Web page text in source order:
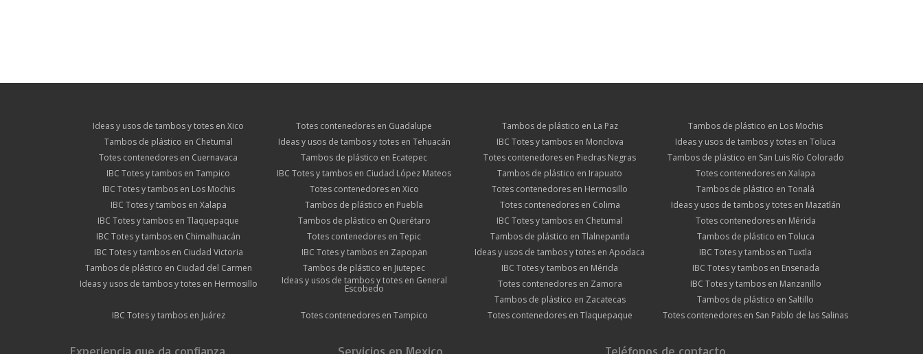
Ideas y usos de tambos y totes en Xico Totes contenedores en Guadalupe Tambos de plástico en La Paz
Tambos de plástico en Los Mochis
Tambos de plástico en Chetumal
Ideas y usos de tambos y totes en Tehuacán IBC Totes y tambos en Monclova
Ideas y usos de tambos y totes en Toluca
Totes contenedores en Cuernavaca
Tambos de plástico en Ecatepec Totes contenedores en Piedras Negras
Tambos de plástico en San Luis Río Colorado
IBC Totes y tambos en Tampico
IBC Totes y tambos en Ciudad López Mateos Tambos de plástico en Irapuato
Totes contenedores en Xalapa
IBC Totes y tambos en Los Mochis
Totes contenedores en Xico Totes contenedores en Hermosillo
Tambos de plástico en Tonalá
IBC Totes y tambos en Xalapa
Tambos de plástico en Puebla Totes contenedores en Colima
Ideas y usos de tambos y totes en Mazatlán
IBC Totes y tambos en Tlaquepaque
Tambos de plástico en Querétaro IBC Totes y tambos en Chetumal
Totes contenedores en Mérida
IBC Totes y tambos en Chimalhuacán
Totes contenedores en Tepic Tambos de plástico en Tlalnepantla
Tambos de plástico en Toluca
IBC Totes y tambos en Ciudad Victoria
IBC Totes y tambos en Zapopan Ideas y usos de tambos y totes en Apodaca
IBC Totes y tambos en Tuxtla
Tambos de plástico en Ciudad del Carmen
Tambos de plástico en Jiutepec IBC Totes y tambos en Mérida
IBC Totes y tambos en Ensenada
Ideas y usos de tambos y totes en Hermosillo
Ideas y usos de tambos y totes en General
Escobedo Totes contenedores en Zamora
IBC Totes y tambos en Manzanillo
Tambos de plástico en Zacatecas
Tambos de plástico en Saltillo
IBC Totes y tambos en Juárez
Totes contenedores en Tampico Totes contenedores en Tlaquepaque Totes contenedores en San Pablo de las Salinas
Experiencia que da confianza Servicios en Mexico Teléfonos de contacto